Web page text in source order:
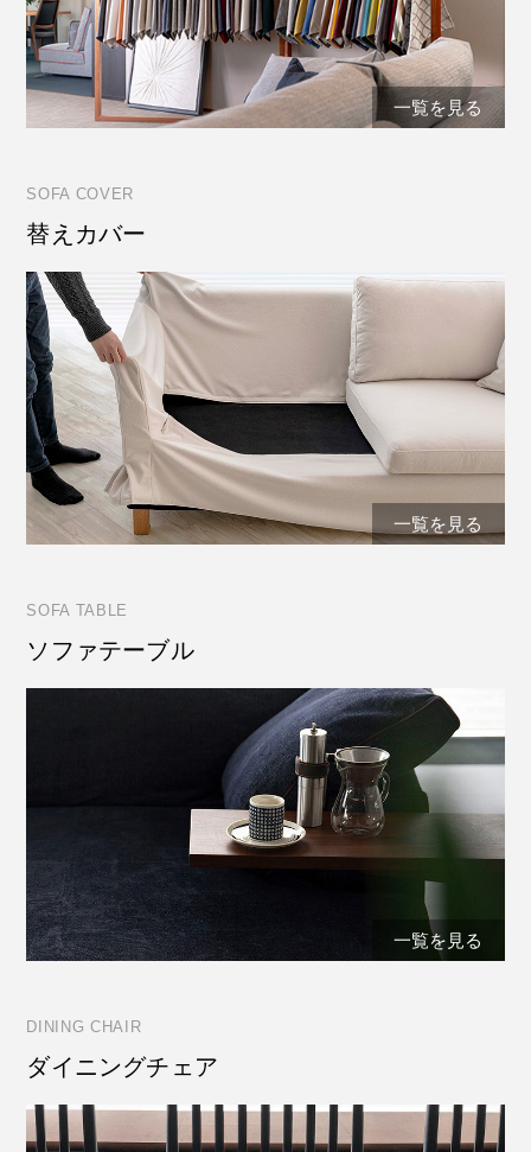
一覧を見る
SOFA COVER
替えカバー
一覧を見る
SOFA TABLE
ソファテーブル
一覧を見る
DINING CHAIR
ダイニングチェア